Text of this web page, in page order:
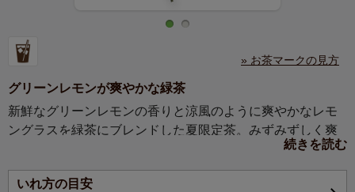
» お茶マークの見方
グリーンレモンが爽やかな緑茶
新鮮なグリーンレモンの香りと涼風のように爽やかなレモ
ングラスを緑茶にブレンドした夏限定茶。みずみずしく爽
やかな香りは、懐かしい「初恋」の思い出のよう。
アレンジレシピ：
続きを読む
いれ方の目安